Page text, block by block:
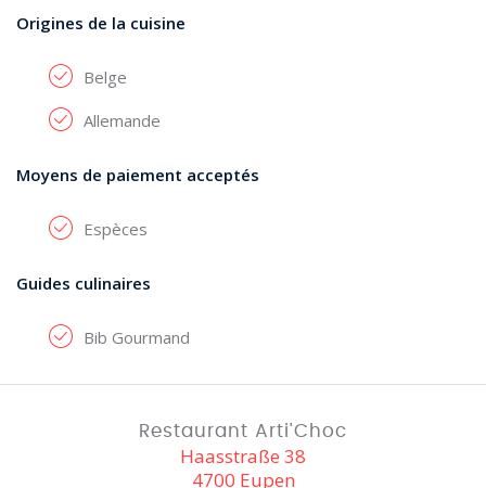
Origines de la cuisine
Belge
Allemande
Moyens de paiement acceptés
Espèces
Guides culinaires
Bib Gourmand
Restaurant Arti'Choc
Haasstraße 38
4700 Eupen